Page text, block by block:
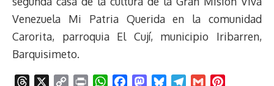
Venezuela Mi Patria Querida en la comunidad
Carorita, parroquia El Cují, municipio Iribarren,
Barquisimeto.
W
M